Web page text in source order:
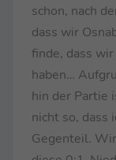
schon, nach
dass wir
finde, dass
haben…
hin der Partie
nicht so, dass
Gegenteil.